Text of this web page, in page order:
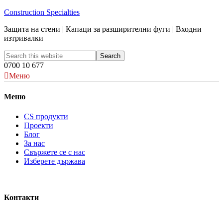
Construction Specialties
Защита на стени | Капаци за разширителни фуги | Входни
изтривалки
0700 10 677
Меню
Меню
CS продукти
Проекти
Блог
За нас
Свържете се с нас
Изберете държава
Контакти